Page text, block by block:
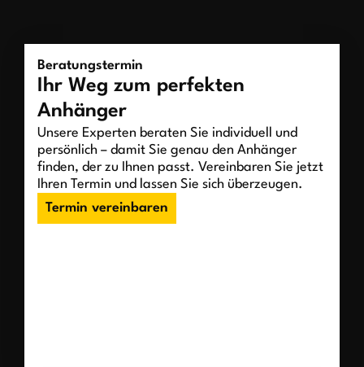
Beratungstermin
Ihr Weg zum perfekten
Anhänger
Unsere Experten beraten Sie individuell und
persönlich – damit Sie genau den Anhänger
finden, der zu Ihnen passt. Vereinbaren Sie jetzt
Ihren Termin und lassen Sie sich überzeugen.
Termin vereinbaren